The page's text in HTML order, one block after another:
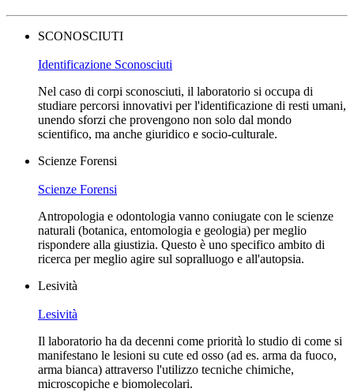
SCONOSCIUTI
Identificazione Sconosciuti
Nel caso di corpi sconosciuti, il laboratorio si occupa di
studiare percorsi innovativi per l'identificazione di resti umani,
unendo sforzi che provengono non solo dal mondo
scientifico, ma anche giuridico e socio-culturale.
Scienze Forensi
Scienze Forensi
Antropologia e odontologia vanno coniugate con le scienze
naturali (botanica, entomologia e geologia) per meglio
rispondere alla giustizia. Questo è uno specifico ambito di
ricerca per meglio agire sul sopralluogo e all'autopsia.
Lesività
Lesività
Il laboratorio ha da decenni come priorità lo studio di come si
manifestano le lesioni su cute ed osso (ad es. arma da fuoco,
arma bianca) attraverso l'utilizzo tecniche chimiche,
microscopiche e biomolecolari.